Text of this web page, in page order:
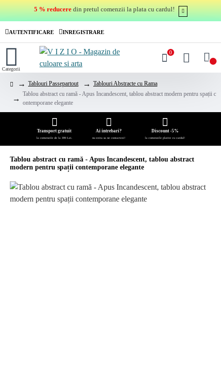
5 % reducere din pretul comenzii la plata cu cardul!
AUTENTIFICARE INREGISTRARE
0
Tablouri Passepartout
Tablouri Abstracte cu Rama
Tablou abstract cu ramă - Apus Incandescent, tablou abstract modern pentru spații c
ontemporane elegante
Transport gratuit
la comenzile de la 399 Lei.
Ai intrebari?
nu ezita sa ne contactezi!
Discount -5%
la comenzile platite cu cardul!
Tablou abstract cu ramă - Apus Incandescent, tablou abstract
modern pentru spații contemporane elegante